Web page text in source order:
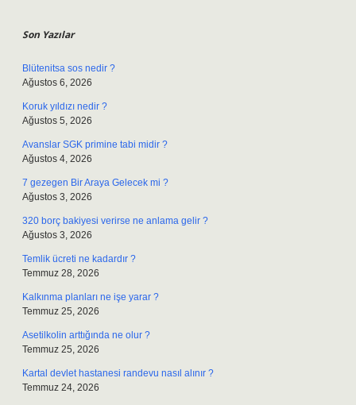
Son Yazılar
Blütenitsa sos nedir ?
Ağustos 6, 2026
Koruk yıldızı nedir ?
Ağustos 5, 2026
Avanslar SGK primine tabi midir ?
Ağustos 4, 2026
7 gezegen Bir Araya Gelecek mi ?
Ağustos 3, 2026
320 borç bakiyesi verirse ne anlama gelir ?
Ağustos 3, 2026
Temlik ücreti ne kadardır ?
Temmuz 28, 2026
Kalkınma planları ne işe yarar ?
Temmuz 25, 2026
Asetilkolin arttığında ne olur ?
Temmuz 25, 2026
Kartal devlet hastanesi randevu nasıl alınır ?
Temmuz 24, 2026